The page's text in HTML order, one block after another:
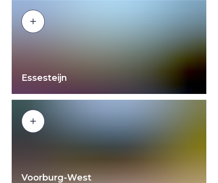
Essesteijn
Voorburg-West